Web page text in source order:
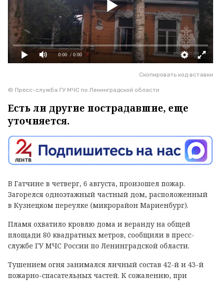
0:00 / 0:00
Скопировать код вставки
© Пресс-служба ГУ МЧС по Ленинградской области
Есть ли другие пострадавшие, еще
уточняется.
В Гатчине в четверг, 6 августа, произошел пожар.
Загорелся одноэтажный частный дом, расположенный
в Кузнецком переулке (микрорайон Мариенбург).
Пламя охватило кровлю дома и веранду на общей
площади 80 квадратных метров, сообщили в пресс-
службе ГУ МЧС России по Ленинградской области.
Тушением огня занимался личный состав 42-й и 43-й
пожарно-спасательных частей. К сожалению, при